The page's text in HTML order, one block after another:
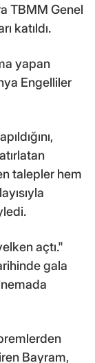
TBMM Genel
katıldı.
yapan
Engelliler
talepler hem
açtı."
gala
Bayram,